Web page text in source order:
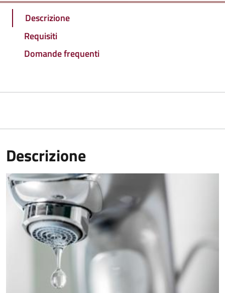
Descrizione
Requisiti
Domande frequenti
Descrizione